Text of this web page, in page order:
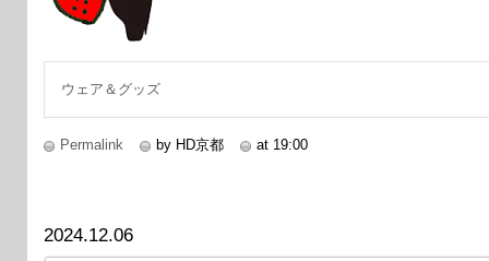
ウェア＆グッズ
Permalink by HD京都 at 19:00
2024.12.06